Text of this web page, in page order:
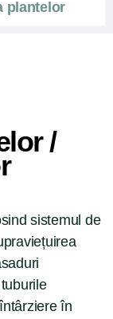
plantelor
/
sistemul de
în